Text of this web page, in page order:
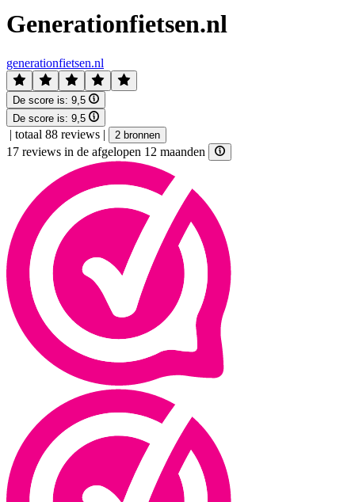
Generationfietsen.nl
generationfietsen.nl
De score is: 9,5
De score is: 9,5
| totaal 88 reviews | 2 bronnen
17 reviews in de afgelopen 12 maanden